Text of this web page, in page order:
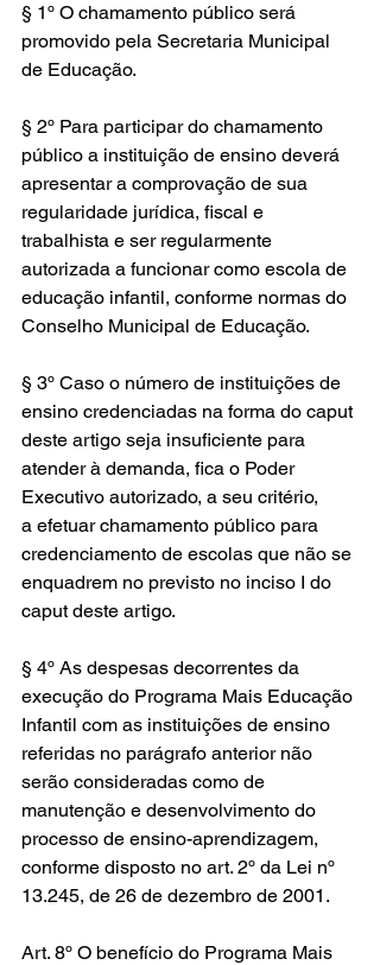
§ 1º O chamamento público será
promovido pela Secretaria Municipal
de Educação.
§ 2º Para participar do chamamento
público a instituição de ensino deverá
apresentar a comprovação de sua
regularidade jurídica, fiscal e
trabalhista e ser regularmente
autorizada a funcionar como escola de
educação infantil, conforme normas do
Conselho Municipal de Educação.
§ 3º Caso o número de instituições de
ensino credenciadas na forma do caput
deste artigo seja insuficiente para
atender à demanda, fica o Poder
Executivo autorizado, a seu critério,
a efetuar chamamento público para
credenciamento de escolas que não se
enquadrem no previsto no inciso I do
caput deste artigo.
§ 4º As despesas decorrentes da
execução do Programa Mais Educação
Infantil com as instituições de ensino
referidas no parágrafo anterior não
serão consideradas como de
manutenção e desenvolvimento do
processo de ensino-aprendizagem,
conforme disposto no art. 2º da Lei nº
13.245, de 26 de dezembro de 2001.
Art. 8º O benefício do Programa Mais